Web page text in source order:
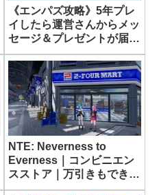
《エンパズ攻略》5年プレ
イしたら運営さんからメッ
セージ＆プレゼントが届い
た…！【empires &
puzzles】
NTE: Neverness to
Everness｜コンビニエン
スストア｜万引きもでき
る…【ネバエバ】